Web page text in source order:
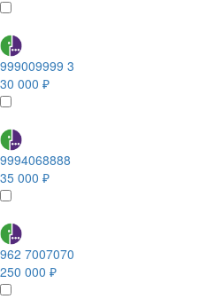
999009999 3
30 000 ₽
9994068888
35 000 ₽
962 7007070
250 000 ₽